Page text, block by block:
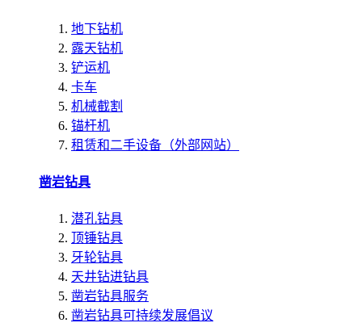
地下钻机
露天钻机
铲运机
卡车
机械截割
锚杆机
租赁和二手设备（外部网站）
凿岩钻具
潜孔钻具
顶锤钻具
牙轮钻具
天井钻进钻具
凿岩钻具服务
凿岩钻具可持续发展倡议